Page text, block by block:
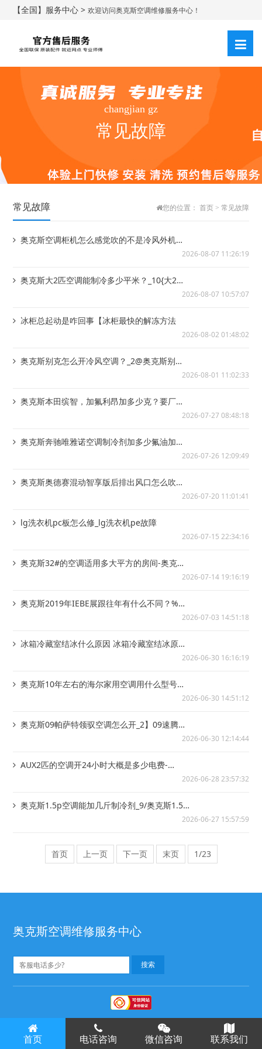
【全国】服务中心 >欢迎访问奥克斯空调维修服务中心！
changjian gz
常见故障
常见故障 您的位置： 首页> 常见故障
奥克斯空调柜机怎么感觉吹的不是冷风外机没
2026-08-07 11:26:19
奥克斯大2匹空调能制冷多少平米？_10{大2匹
2026-08-07 10:57:07
冰柜总起动是咋回事【冰柜最快的解冻方法
2026-08-02 01:48:02
奥克斯别克怎么开冷风空调？_2@奥克斯别克
2026-08-01 11:02:33
奥克斯本田缤智，加氟利昂加多少克？要厂家
2026-07-27 08:48:18
奥克斯奔驰唯雅诺空调制冷剂加多少氟油加多
2026-07-26 12:09:49
奥克斯奥德赛混动智享版后排出风口怎么吹的
2026-07-20 11:01:41
lg洗衣机pc板怎么修_lg洗衣机pe故障
2026-07-15 22:34:16
奥克斯32#的空调适用多大平方的房间-奥克斯
2026-07-14 19:16:19
奥克斯2019年IEBE展跟往年有什么不同？%奥
2026-07-03 14:51:18
冰箱冷藏室结冰什么原因 冰箱冷藏室结冰原因
2026-06-30 16:16:19
奥克斯10年左右的海尔家用空调用什么型号制
2026-06-30 14:51:12
奥克斯09帕萨特领驭空调怎么开_2】09速腾空
2026-06-30 12:14:44
AUX2匹的空调开24小时大概是多少电费-
2026-06-28 23:57:32
奥克斯1.5p空调能加几斤制冷剂_9/奥克斯1.5p
2026-06-27 15:57:59
首页 上一页 下一页 末页 1/23
奥克斯空调维修服务中心
奥克斯空调维修 奥克斯空调售后
首页 电话咨询 微信咨询 联系我们